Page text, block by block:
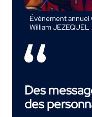
Événement annuel
William JEZEQUEL
Des
des